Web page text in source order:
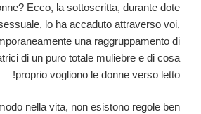
Ecco, la sottoscritta, durante dote
lo ha accaduto attraverso voi,
una raggruppamento di
di un puro totale muliebre e di cosa
proprio vogliono le donne verso letto!
nella vita, non esistono regole ben